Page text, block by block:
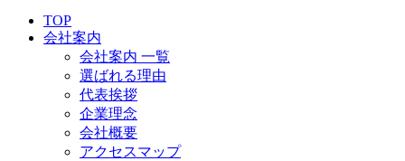
TOP
会社案内
会社案内 一覧
選ばれる理由
代表挨拶
企業理念
会社概要
アクセスマップ